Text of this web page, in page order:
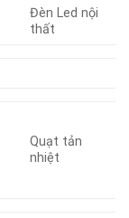
Đèn Led nội
thất
Quạt tản
nhiệt